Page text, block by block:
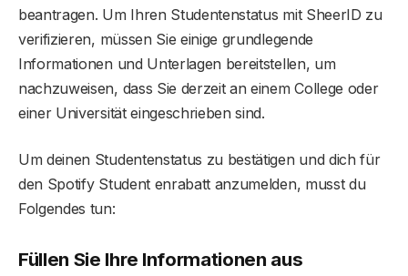
beantragen. Um Ihren Studentenstatus mit SheerID zu
verifizieren, müssen Sie einige grundlegende
Informationen und Unterlagen bereitstellen, um
nachzuweisen, dass Sie derzeit an einem College oder
einer Universität eingeschrieben sind.
Um deinen Studentenstatus zu bestätigen und dich für
den Spotify Student enrabatt anzumelden, musst du
Folgendes tun:
Füllen Sie Ihre Informationen aus